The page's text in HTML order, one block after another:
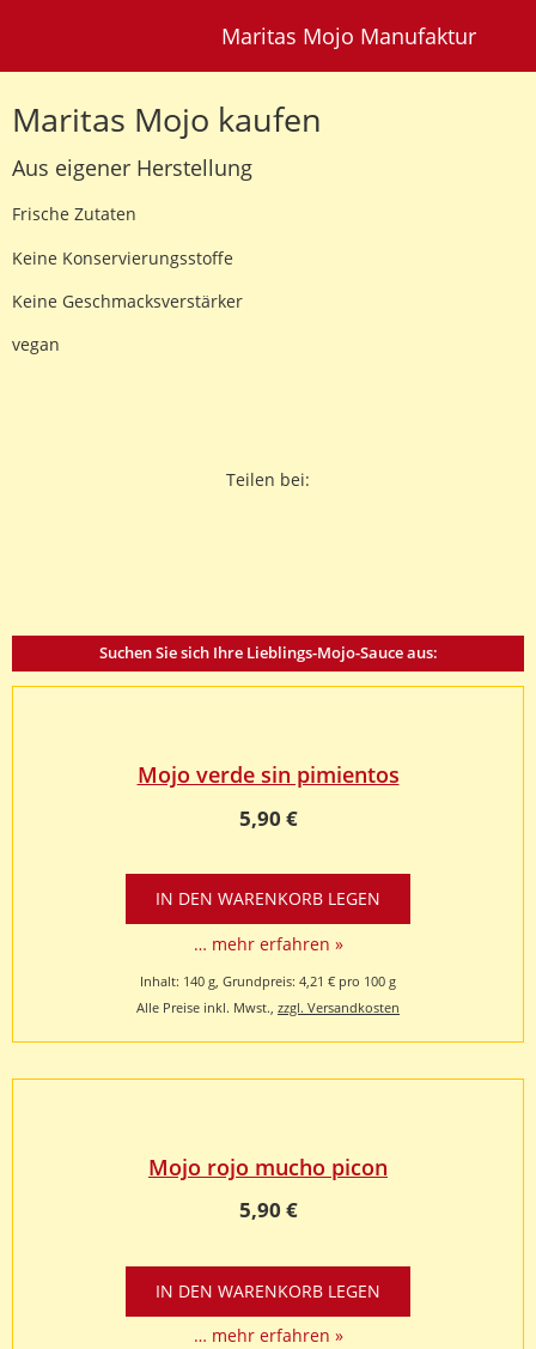
Maritas Mojo Manufaktur
Maritas Mojo kaufen
Aus eigener Herstellung
Frische Zutaten
Keine Konservierungsstoffe
Keine Geschmacksverstärker
vegan
Teilen bei:
Suchen Sie sich Ihre Lieblings-Mojo-Sauce aus:
Mojo verde sin pimientos
5,90 €
… mehr erfahren »
Inhalt: 140 g, Grundpreis: 4,21 € pro 100 g
Alle Preise inkl. Mwst., zzgl. Versandkosten
Mojo rojo mucho picon
5,90 €
… mehr erfahren »